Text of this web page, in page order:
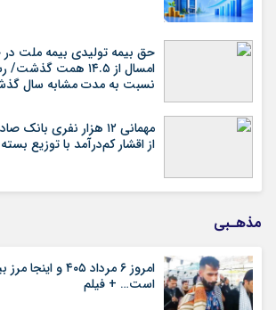
حق بیمه تولیدی بیمه ملت
نسبت به مدت مشابه سال
مهمانی ۱۲ هزار نفری
از اقشار کم‌درآمد با توزیع
مذهـبی
امروز ۶ مرداد ۴۰۵ و
است… + فیلم